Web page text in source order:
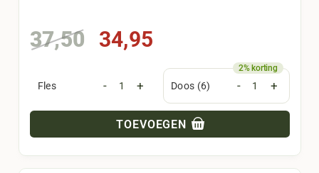
37,50
Oorspronkelijke
was:
34,95
is:
34,95.
Fles - + Doos (6) - +
TOEVOEGEN